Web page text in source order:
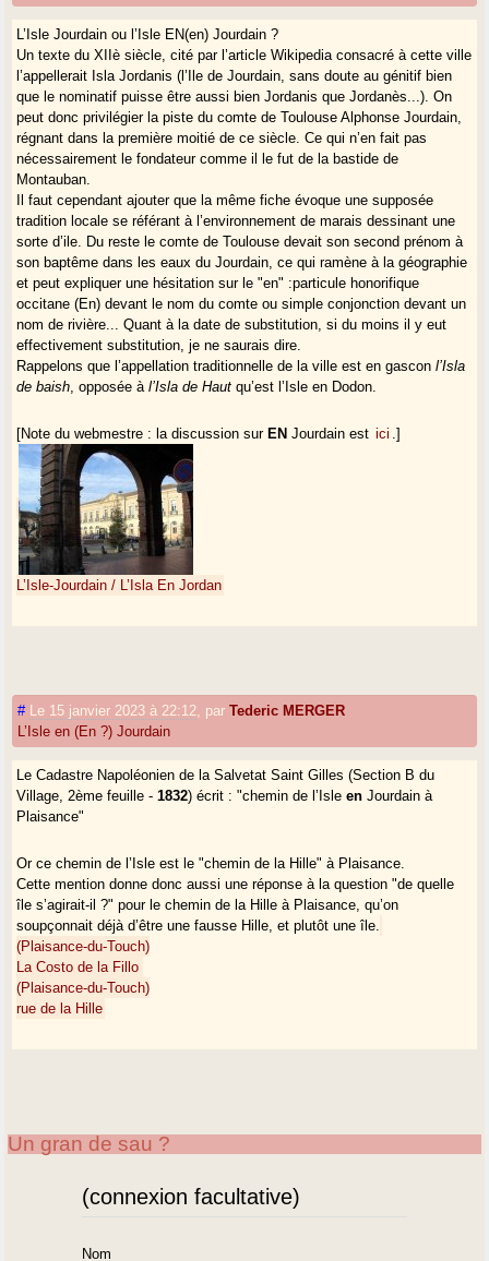
L’Isle Jourdain ou l’Isle EN(en) Jourdain ?
Un texte du XIIè siècle, cité par l’article Wikipedia consacré à cette ville
l’appellerait Isla Jordanis (l’Ile de Jourdain, sans doute au génitif bien
que le nominatif puisse être aussi bien Jordanis que Jordanès...). On
peut donc privilégier la piste du comte de Toulouse Alphonse Jourdain,
régnant dans la première moitié de ce siècle. Ce qui n’en fait pas
nécessairement le fondateur comme il le fut de la bastide de
Montauban.
Il faut cependant ajouter que la même fiche évoque une supposée
tradition locale se référant à l’environnement de marais dessinant une
sorte d’ile. Du reste le comte de Toulouse devait son second prénom à
son baptême dans les eaux du Jourdain, ce qui ramène à la géographie
et peut expliquer une hésitation sur le "en" :particule honorifique
occitane (En) devant le nom du comte ou simple conjonction devant un
nom de rivière... Quant à la date de substitution, si du moins il y eut
effectivement substitution, je ne saurais dire.
Rappelons que l’appellation traditionnelle de la ville est en gasconl’Isla
de baish , opposée àl’Isla de Haut qu’est l’Isle en Dodon.
[Note du webmestre : la discussion sur EN Jourdain est ici .]
L’Isle-Jourdain / L’Isla En Jordan
# Le 15 janvier 2023 à 22:12 parTederic MERGER
L’Isle en (En ?) Jourdain
Le Cadastre Napoléonien de la Salvetat Saint Gilles (Section B du
Village, 2ème feuille -1832) écrit : "chemin de l’Isleen Jourdain à
Plaisance"
Or ce chemin de l’Isle est le "chemin de la Hille" à Plaisance.
Cette mention donne donc aussi une réponse à la question "de quelle
île s’agirait-il ?" pour le chemin de la Hille à Plaisance, qu’on
soupçonnait déjà d’être une fausse Hille, et plutôt une île.
(Plaisance-du-Touch)
La Costo de la Fillo
(Plaisance-du-Touch)
rue de la Hille
Un gran de sau ?
(connexion facultative)
Nom